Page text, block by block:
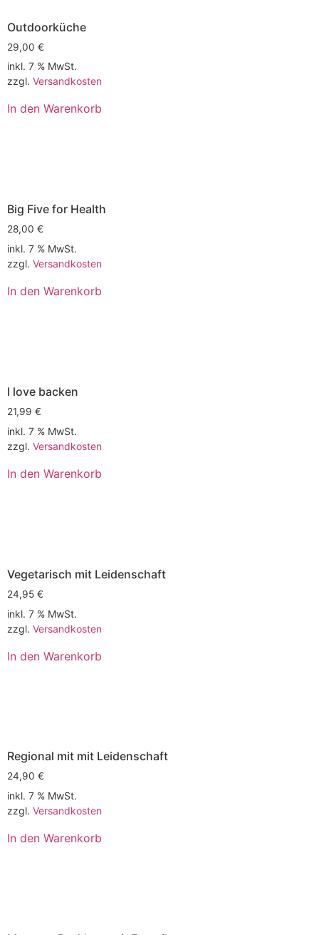
Outdoorküche
29,00 €
inkl. 7 % MwSt.
zzgl. Versandkosten
In den Warenkorb
Big Five for Health
28,00 €
inkl. 7 % MwSt.
zzgl. Versandkosten
In den Warenkorb
I love backen
21,99 €
inkl. 7 % MwSt.
zzgl. Versandkosten
In den Warenkorb
Vegetarisch mit Leidenschaft
24,95 €
inkl. 7 % MwSt.
zzgl. Versandkosten
In den Warenkorb
Regional mit mit Leidenschaft
24,90 €
inkl. 7 % MwSt.
zzgl. Versandkosten
In den Warenkorb